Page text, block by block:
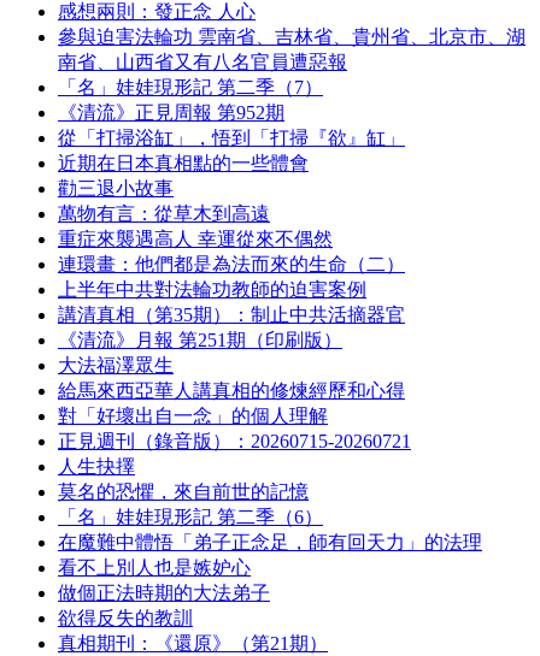
感想兩則：發正念 人心
參與迫害法輪功 雲南省、吉林省、貴州省、北京市、湖
南省、山西省又有八名官員遭惡報
「名」娃娃現形記 第二季（7）
《清流》正見周報 第952期
從「打掃浴缸」，悟到「打掃『欲』缸」
近期在日本真相點的一些體會
勸三退小故事
萬物有言：從草木到高遠
重症來襲遇高人 幸運從來不偶然
連環畫：他們都是為法而來的生命（二）
上半年中共對法輪功教師的迫害案例
講清真相（第35期）：制止中共活摘器官
《清流》月報 第251期（印刷版）
大法福澤眾生
給馬來西亞華人講真相的修煉經歷和心得
對「好壞出自一念」的個人理解
正見週刊（錄音版）：20260715-20260721
人生抉擇
莫名的恐懼，來自前世的記憶
「名」娃娃現形記 第二季（6）
在魔難中體悟「弟子正念足，師有回天力」的法理
看不上別人也是嫉妒心
做個正法時期的大法弟子
欲得反失的教訓
真相期刊：《還原》（第21期）